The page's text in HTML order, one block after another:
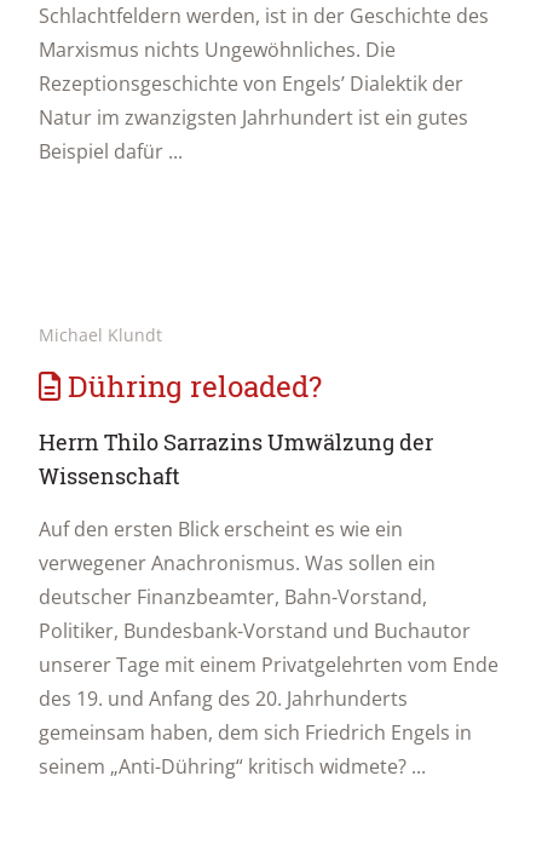
Schlachtfeldern werden, ist in der Geschichte des
Marxismus nichts Ungewöhnliches. Die
Rezeptionsgeschichte von Engels’ Dialektik der
Natur im zwanzigsten Jahrhundert ist ein gutes
Beispiel dafür ...
Michael Klundt
Dühring reloaded?
Herrn Thilo Sarrazins Umwälzung der
Wissenschaft
Auf den ersten Blick erscheint es wie ein
verwegener Anachronismus. Was sollen ein
deutscher Finanzbeamter, Bahn-Vorstand,
Politiker, Bundesbank-Vorstand und Buchautor
unserer Tage mit einem Privatgelehrten vom Ende
des 19. und Anfang des 20. Jahrhunderts
gemeinsam haben, dem sich Friedrich Engels in
seinem „Anti-Dühring“ kritisch widmete? ...